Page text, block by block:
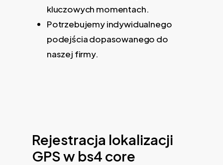
kluczowych momentach.
Potrzebujemy indywidualnego
podejścia dopasowanego do
naszej firmy.
Rejestracja lokalizacji
GPS w bs4 core